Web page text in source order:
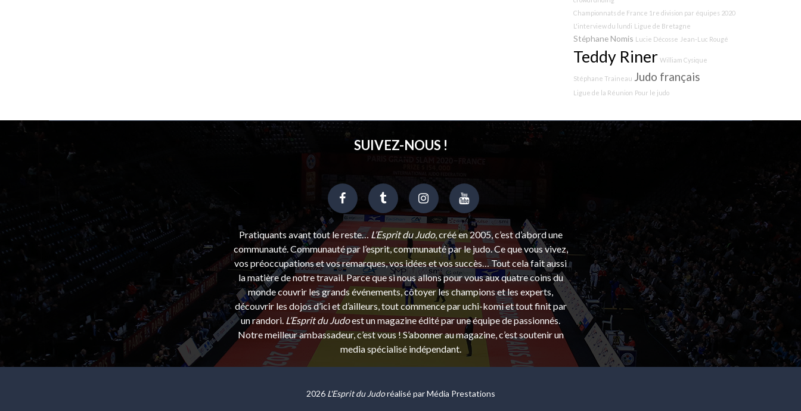
Championnats de France 1re division par équipes 2020
L'interview du lundi Ligue de Bretagne
Stéphane Nomis Lucie Décosse Jean-Luc Rougé
Teddy Riner William Cysique
Stéphane Traineau Judo français
Ligue de la Réunion Pour le judo
SUIVEZ-NOUS !
Pratiquants avant tout le reste… L’Esprit du Judo, créé en 2005, c’est d’abord une
communauté. Communauté par l’esprit, communauté par le judo. Ce que vous vivez,
vos préoccupations et vos remarques, vos idées et vos succès… Tout cela fait aussi
la matière de notre travail. Parce que si nous allons pour vous aux quatre coins du
monde couvrir les grands événements, côtoyer les champions et les experts,
découvrir les dojos d’ici et d’ailleurs, tout commence par uchi-komi et tout finit par
un randori. L’Esprit du Judoest un magazine édité par une équipe de passionnés.
Notre meilleur ambassadeur, c’est vous ! S’abonner au magazine, c’est soutenir un
media spécialisé indépendant.
2026 L'Esprit du Judoréalisé parMédia Prestations